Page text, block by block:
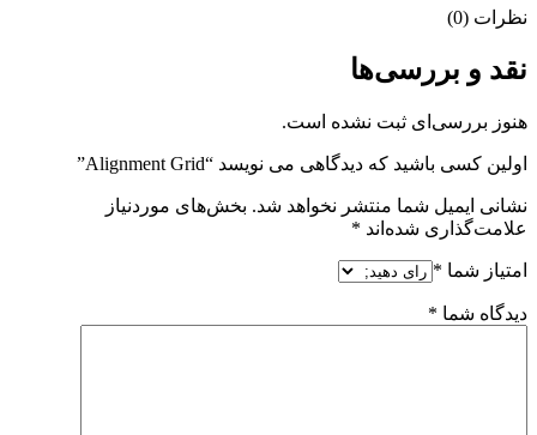
نظرات (0)
نقد و بررسی‌ها
هنوز بررسی‌ای ثبت نشده است.
اولین کسی باشید که دیدگاهی می نویسد “Alignment Grid”
نشانی ایمیل شما منتشر نخواهد شد. بخش‌های موردنیاز
علامت‌گذاری شده‌اند *
امتیاز شما *
دیدگاه شما *